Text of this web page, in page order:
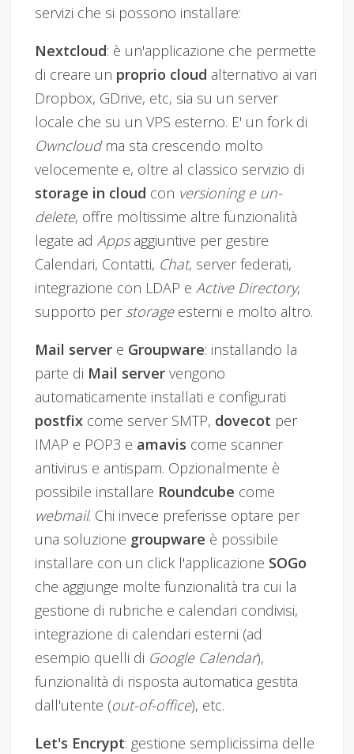
servizi che si possono installare:
Nextcloud: è un'applicazione che permette
di creare un proprio cloud alternativo ai vari
Dropbox, GDrive, etc, sia su un server
locale che su un VPS esterno. E' un fork di
Owncloudma sta crescendo molto
velocemente e, oltre al classico servizio di
storage in cloud con versioning e un-
delete, offre moltissime altre funzionalità
legate adAppsaggiuntive per gestire
Calendari, Contatti, Chat, server federati,
integrazione con LDAP eActive Directory,
supporto per storageesterni e molto altro.
Mail server e Groupware: installando la
parte di Mail server vengono
automaticamente installati e configurati
postfix come server SMTP, dovecot per
IMAP e POP3 e amavis come scanner
antivirus e antispam. Opzionalmente è
possibile installare Roundcube come
webmail. Chi invece preferisse optare per
una soluzione groupware è possibile
installare con un click l'applicazione SOGo
che aggiunge molte funzionalità tra cui la
gestione di rubriche e calendari condivisi,
integrazione di calendari esterni (ad
esempio quelli di Google Calendar),
funzionalità di risposta automatica gestita
dall'utente (out-of-office), etc.
Let's Encrypt: gestione semplicissima delle